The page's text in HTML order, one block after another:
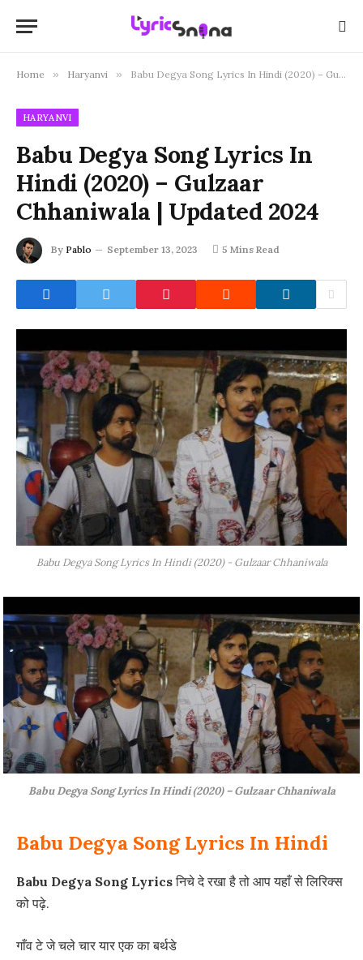
Home » Haryanvi » Babu Degya Song Lyrics In Hindi (2020) – Gulzaar Chhaniwala | Updated 2024
HARYANVI
Babu Degya Song Lyrics In
Hindi (2020) – Gulzaar
Chhaniwala | Updated 2024
By Pablo September 13, 2023 5 Mins Read
Babu Degya Song Lyrics In Hindi (2020) - Gulzaar Chhaniwala
Babu Degya Song Lyrics In Hindi (2020) – Gulzaar Chhaniwala
Babu Degya Song Lyrics In Hindi
Babu Degya Song Lyricsनिचे दे रखा है तो आप यहाँ से लिरिक्स
को पढ़े.
गाँव टे जे चले चार यार एक का बर्थडे